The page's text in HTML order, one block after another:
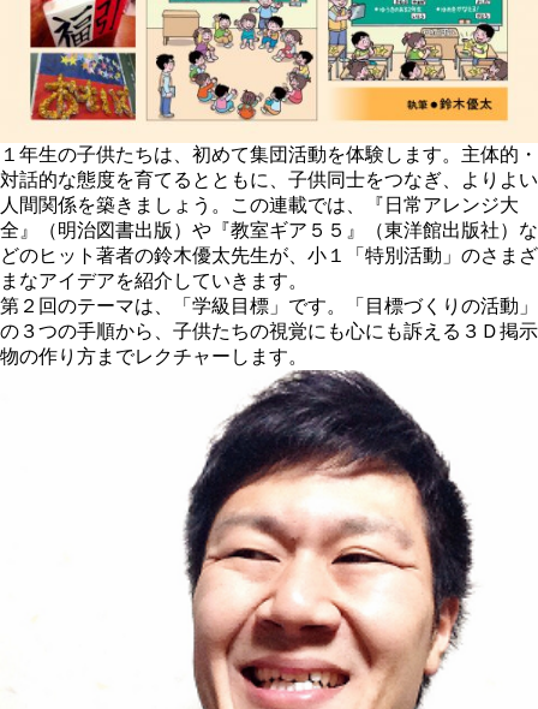
１年生の子供たちは、初めて集団活動を体験します。主体的・
対話的な態度を育てるとともに、子供同士をつなぎ、よりよい
人間関係を築きましょう。この連載では、『日常アレンジ大
全』（明治図書出版）や『教室ギア５５』（東洋館出版社）な
どのヒット著者の鈴木優太先生が、小１「特別活動」のさまざ
まなアイデアを紹介していきます。
第２回のテーマは、「学級目標」です。「目標づくりの活動」
の３つの手順から、子供たちの視覚にも心にも訴える３Ｄ掲示
物の作り方までレクチャーします。